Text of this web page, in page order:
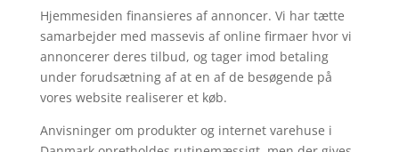
Hjemmesiden finansieres af annoncer. Vi har tætte
samarbejder med massevis af online firmaer hvor vi
annoncerer deres tilbud, og tager imod betaling
under forudsætning af at en af de besøgende på
vores website realiserer et køb.
Anvisninger om produkter og internet varehuse i